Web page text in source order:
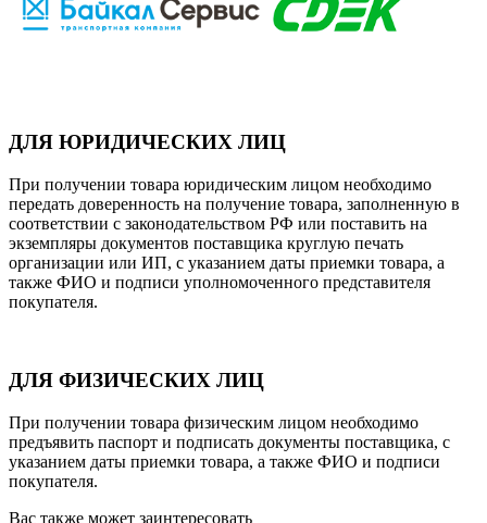
ДЛЯ ЮРИДИЧЕСКИХ ЛИЦ
При получении товара юридическим лицом необходимо
передать доверенность на получение товара, заполненную в
соответствии с законодательством РФ или поставить на
экземпляры документов поставщика круглую печать
организации или ИП, с указанием даты приемки товара, а
также ФИО и подписи уполномоченного представителя
покупателя.
ДЛЯ ФИЗИЧЕСКИХ ЛИЦ
При получении товара физическим лицом необходимо
предъявить паспорт и подписать документы поставщика, с
указанием даты приемки товара, а также ФИО и подписи
покупателя.
Вас также может заинтересовать